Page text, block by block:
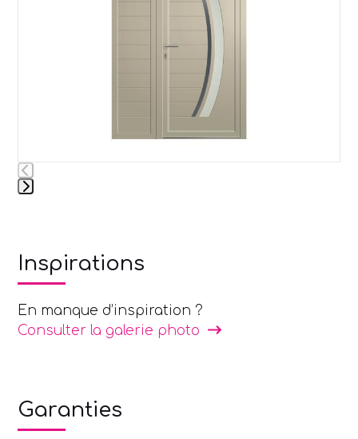
go
to
the
first
Inspirations
En manque d’inspiration ?
Consulter la galerie photo
Garanties